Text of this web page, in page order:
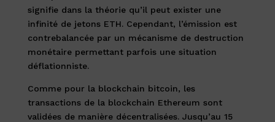
signifie dans la théorie qu’il peut exister une
infinité de jetons ETH. Cependant, l’émission est
contrebalancée par un mécanisme de destruction
monétaire permettant parfois une situation
déflationniste.
Comme pour la blockchain bitcoin, les
transactions de la blockchain Ethereum sont
validées de manière décentralisées. Jusqu’au 15